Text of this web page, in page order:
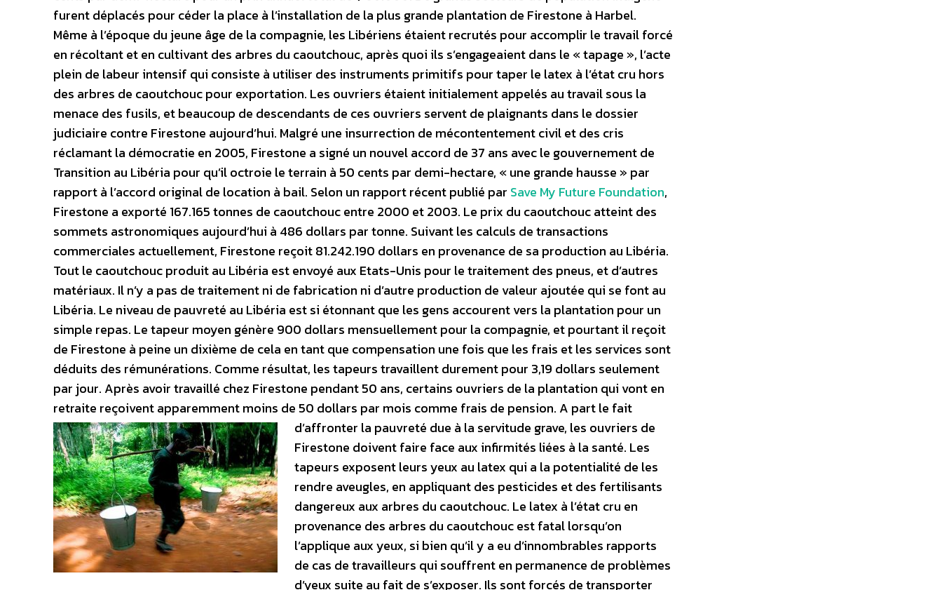
furent déplacés pour céder la place à l’installation de la plus grande plantation de Firestone à Harbel.
Même à l’époque du jeune âge de la compagnie, les Libériens étaient recrutés pour accomplir le travail forcé
en récoltant et en cultivant des arbres du caoutchouc, après quoi ils s’engageaient dans le « tapage », l’acte
plein de labeur intensif qui consiste à utiliser des instruments primitifs pour taper le latex à l’état cru hors
des arbres de caoutchouc pour exportation. Les ouvriers étaient initialement appelés au travail sous la
menace des fusils, et beaucoup de descendants de ces ouvriers servent de plaignants dans le dossier
judiciaire contre Firestone aujourd’hui. Malgré une insurrection de mécontentement civil et des cris
réclamant la démocratie en 2005, Firestone a signé un nouvel accord de 37 ans avec le gouvernement de
Transition au Libéria pour qu’il octroie le terrain à 50 cents par demi-hectare, « une grande hausse » par
rapport à l’accord original de location à bail. Selon un rapport récent publié par Save My Future Foundation,
Firestone a exporté 167.165 tonnes de caoutchouc entre 2000 et 2003. Le prix du caoutchouc atteint des
sommets astronomiques aujourd’hui à 486 dollars par tonne. Suivant les calculs de transactions
commerciales actuellement, Firestone reçoit 81.242.190 dollars en provenance de sa production au Libéria.
Tout le caoutchouc produit au Libéria est envoyé aux Etats-Unis pour le traitement des pneus, et d’autres
matériaux. Il n’y a pas de traitement ni de fabrication ni d’autre production de valeur ajoutée qui se font au
Libéria. Le niveau de pauvreté au Libéria est si étonnant que les gens accourent vers la plantation pour un
simple repas. Le tapeur moyen génère 900 dollars mensuellement pour la compagnie, et pourtant il reçoit
de Firestone à peine un dixième de cela en tant que compensation une fois que les frais et les services sont
déduits des rémunérations. Comme résultat, les tapeurs travaillent durement pour 3,19 dollars seulement
par jour. Après avoir travaillé chez Firestone pendant 50 ans, certains ouvriers de la plantation qui vont en
retraite reçoivent apparemment moins de 50 dollars par mois comme frais de pension. A part le fait
d’affronter la pauvreté due à la servitude grave, les ouvriers de
Firestone doivent faire face aux infirmités liées à la santé. Les
tapeurs exposent leurs yeux au latex qui a la potentialité de les
rendre aveugles, en appliquant des pesticides et des fertilisants
dangereux aux arbres du caoutchouc. Le latex à l’état cru en
provenance des arbres du caoutchouc est fatal lorsqu’on
l’applique aux yeux, si bien qu’il y a eu d’innombrables rapports
de cas de travailleurs qui souffrent en permanence de problèmes
d’yeux suite au fait de s’exposer. Ils sont forcés de transporter